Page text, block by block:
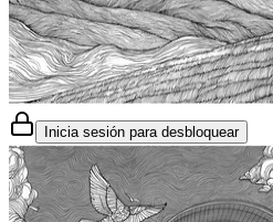
Inicia sesión para desbloquear